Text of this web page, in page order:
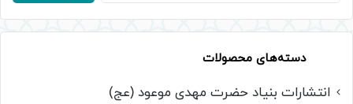
دسته‌های محصولات
انتشارات بنیاد حضرت مهدی موعود (عج)